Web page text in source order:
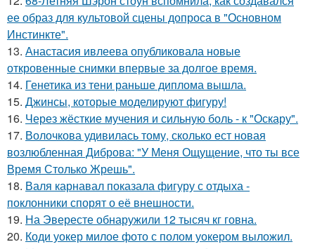
ее образ для культовой сцены допроса в "Основном
Инстинкте".
13. Анастасия ивлеева опубликовала новые
откровенные снимки впервые за долгое время.
14. Генетика из тени раньше диплома вышла.
15. Джинсы, которые моделируют фигуру!
16. Через жёсткие мучения и сильную боль - к "Оскару".
17. Волочкова удивилась тому, сколько ест новая
возлюбленная Диброва: "У Меня Ощущение, что ты все
Время Столько Жрешь".
18. Валя карнавал показала фигуру с отдыха -
поклонники спорят о её внешности.
19. На Эвересте обнаружили 12 тысяч кг говна.
20. Коди уокер милое фото с полом уокером выложил.